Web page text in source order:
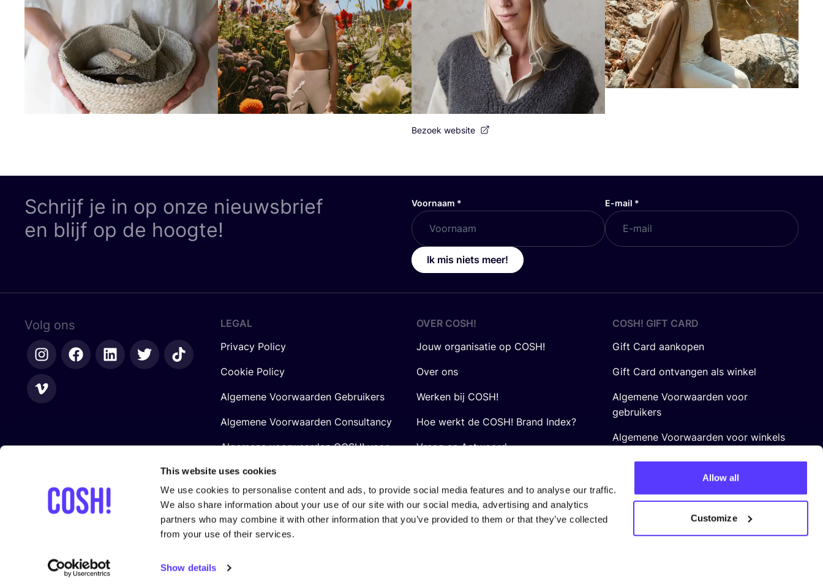
This website uses cookies
We use cookies to personalise content and ads, to provide social media features and to analyse our traffic.
We also share information about your use of our site with our social media, advertising and analytics
partners who may combine it with other information that you’ve provided to them or that they’ve collected
from your use of their services.
Show details
Allow all
Customize
Bezoek website
Schrijf je in op onze nieuwsbrief
en blijf op de hoogte!
Voornaam * E-mail *
Ik mis niets meer!
Volg ons
LEGAL
Privacy Policy
Cookie Policy
Algemene Voorwaarden Gebruikers
Algemene Voorwaarden Consultancy
Algemene voorwaarden COSH! voor
OVER COSH!
Jouw organisatie op COSH!
Over ons
Werken bij COSH!
Hoe werkt de COSH! Brand Index?
Vraag en Antwoord
COSH! GIFT CARD
Gift Card aankopen
Gift Card ontvangen als winkel
Algemene Voorwaarden voor
gebruikers
Algemene Voorwaarden voor winkels